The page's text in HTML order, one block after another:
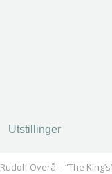
Utstillinger
Rudolf Overå – “The